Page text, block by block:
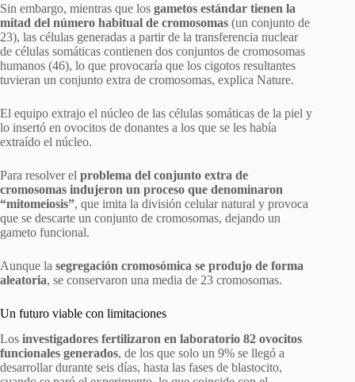
Sin embargo, mientras que los gametos estándar tienen la
mitad del número habitual de cromosomas (un conjunto de
23), las células generadas a partir de la transferencia nuclear
de células somáticas contienen dos conjuntos de cromosomas
humanos (46), lo que provocaría que los cigotos resultantes
tuvieran un conjunto extra de cromosomas, explica Nature.
El equipo extrajo el núcleo de las células somáticas de la piel y
lo insertó en ovocitos de donantes a los que se les había
extraído el núcleo.
Para resolver el problema del conjunto extra de
cromosomas indujeron un proceso que denominaron
“mitomeiosis”, que imita la división celular natural y provoca
que se descarte un conjunto de cromosomas, dejando un
gameto funcional.
Aunque la segregación cromosómica se produjo de forma
aleatoria, se conservaron una media de 23 cromosomas.
Un futuro viable con limitaciones
Los investigadores fertilizaron en laboratorio 82 ovocitos
funcionales generados, de los que solo un 9% se llegó a
desarrollar durante seis días, hasta las fases de blastocito,